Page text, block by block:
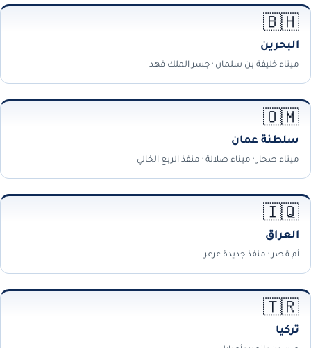
🇧🇭
البحرين
ميناء خليفة بن سلمان · جسر الملك فهد
🇴🇲
سلطنة عمان
ميناء صحار · ميناء صلالة · منفذ الربع الخالي
🇮🇶
العراق
أم قصر · منفذ جديدة عرعر
🇹🇷
تركيا